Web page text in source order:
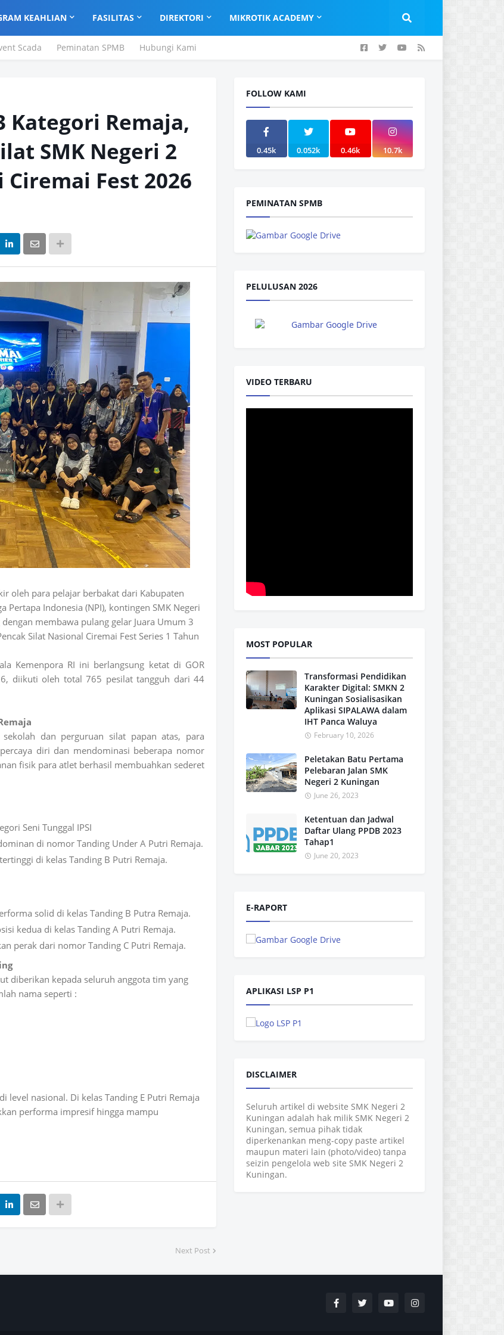
KEAHLIAN FASILITAS DIREKTORI MIKROTIK ACADEMY
Scada Peminatan SPMB Hubungi Kami
Kategori Remaja,
SMK Negeri 2
Fest 2026
oleh para pelajar berbakat dari Kabupaten
Indonesia (NPI), kontingen SMK Negeri
membawa pulang gelar Juara Umum 3
Silat Nasional Ciremai Fest Series 1 Tahun
Kemenpora RI ini berlangsung ketat di GOR
diikuti oleh total 765 pesilat tangguh dari 44
dan perguruan silat papan atas, para
diri dan mendominasi beberapa nomor
fisik para atlet berhasil membuahkan sederet
Seni Tunggal IPSI
di nomor Tanding Under A Putri Remaja.
di kelas Tanding B Putri Remaja.
solid di kelas Tanding B Putra Remaja.
kedua di kelas Tanding A Putri Remaja.
perak dari nomor Tanding C Putri Remaja.
diberikan kepada seluruh anggota tim yang
nama seperti :
nasional. Di kelas Tanding E Putri Remaja
performa impresif hingga mampu
Next Post
FOLLOW KAMI
0.45k 0.052k 0.46k 10.7k
PEMINATAN SPMB
PELULUSAN 2026
VIDEO TERBARU
MOST POPULAR
Transformasi Pendidikan
Karakter Digital: SMKN 2
Kuningan Sosialisasikan
Aplikasi SIPALAWA dalam
IHT Panca Waluya
February 10, 2026
Peletakan Batu Pertama
Pelebaran Jalan SMK
Negeri 2 Kuningan
June 26, 2023
Ketentuan dan Jadwal
Daftar Ulang PPDB 2023
Tahap1
June 20, 2023
E-RAPORT
APLIKASI LSP P1
DISCLAIMER
Seluruh artikel di website SMK Negeri 2
Kuningan adalah hak milik SMK Negeri 2
Kuningan, semua pihak tidak
diperkenankan meng-copy paste artikel
maupun materi lain (photo/video) tanpa
seizin pengelola web site SMK Negeri 2
Kuningan.